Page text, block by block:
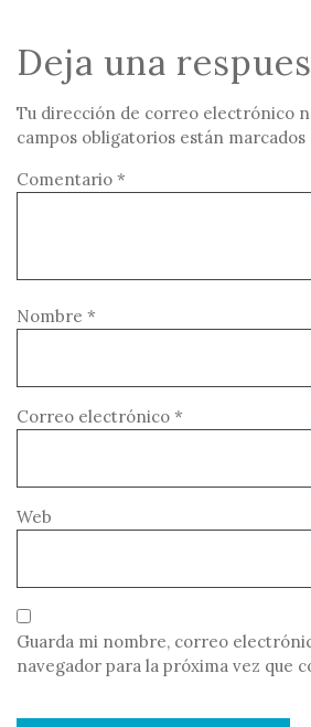
Deja una
Tu dirección de correo electrónico
campos obligatorios están marcados
Comentario *
Nombre *
Correo electrónico *
Web
Guarda mi nombre, correo
navegador para la próxima vez que